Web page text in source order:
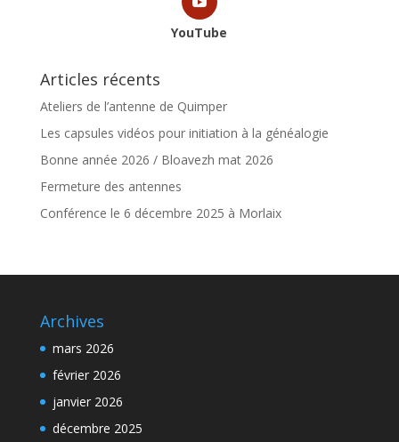
YouTube
Articles récents
Ateliers de l’antenne de Quimper
Les capsules vidéos pour initiation à la généalogie
Bonne année 2026 / Bloavezh mat 2026
Fermeture des antennes
Conférence le 6 décembre 2025 à Morlaix
Archives
mars 2026
février 2026
janvier 2026
décembre 2025